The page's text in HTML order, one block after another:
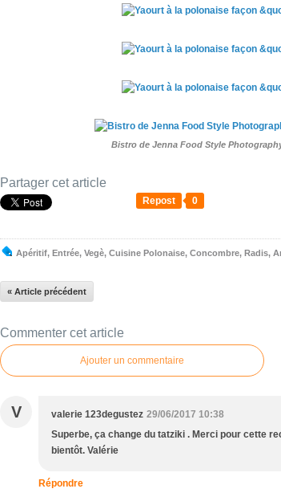
Bistro de Jenna Food Style
Partager cet article
Repost 0
Apéritif, Entrée, Vegè, Cuisine Polonaise, Concombre, Radis,
« Article précédent
Commenter cet article
Ajouter un commentaire
V valerie 123degustez 29/06/2017 10:38
Superbe, ça change du tatziki . Merci pour cette
bientôt. Valérie
Répondre